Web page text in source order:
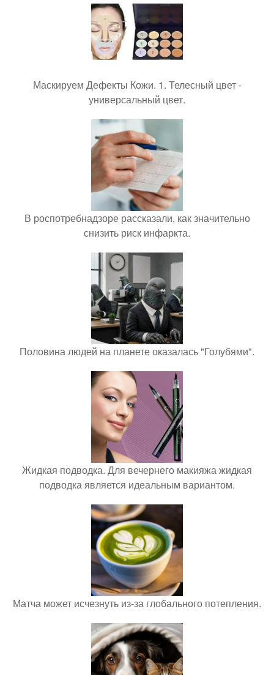
Маскируем Дефекты Кожи. 1. Телесный цвет -
универсальный цвет.
В роспотребнадзоре рассказали, как значительно
снизить риск инфаркта.
Половина людей на планете оказалась "Голубями".
Жидкая подводка. Для вечернего макияжа жидкая
подводка является идеальным вариантом.
Матча может исчезнуть из-за глобального потепления.